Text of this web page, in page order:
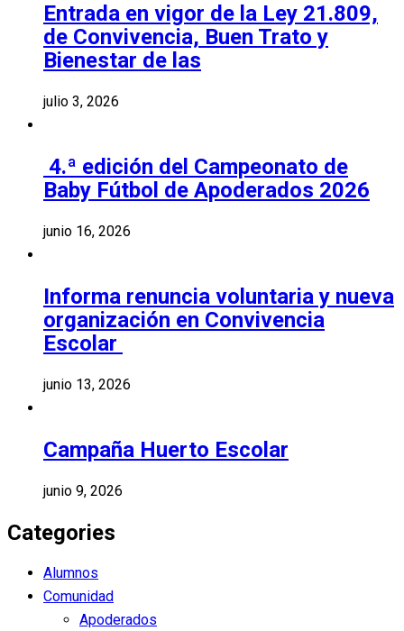
Entrada en vigor de la Ley 21.809,
de Convivencia, Buen Trato y
Bienestar de las
julio 3, 2026
4.ª edición del Campeonato de
Baby Fútbol de Apoderados 2026
junio 16, 2026
Informa renuncia voluntaria y nueva
organización en Convivencia
Escolar
junio 13, 2026
Campaña Huerto Escolar
junio 9, 2026
Categories
Alumnos
Comunidad
Apoderados